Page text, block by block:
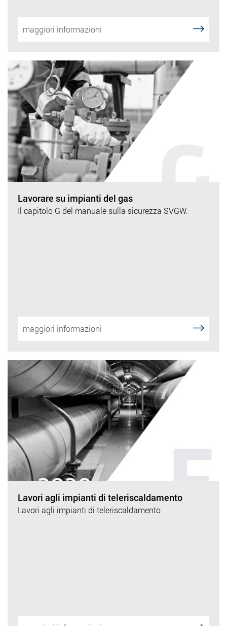
maggiori informazioni
Lavorare su impianti del gas
Il capitolo G del manuale sulla sicurezza SVGW.
maggiori informazioni
Lavori agli impianti di teleriscaldamento
Lavori agli impianti di teleriscaldamento